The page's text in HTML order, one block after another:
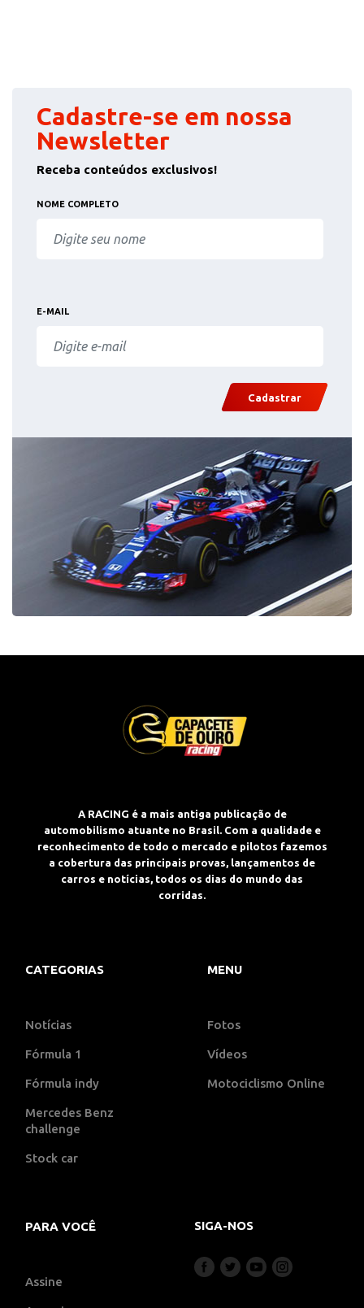
Cadastre-se em nossa
Newsletter
Receba conteúdos exclusivos!
NOME COMPLETO
E-MAIL
Cadastrar
A RACING é a mais antiga publicação de
automobilismo atuante no Brasil. Com a qualidade e
reconhecimento de todo o mercado e pilotos fazemos
a cobertura das principais provas, lançamentos de
carros e notícias, todos os dias do mundo das
corridas.
CATEGORIAS
Notícias
Fórmula 1
Fórmula indy
Mercedes Benz
challenge
Stock car
MENU
Fotos
Vídeos
Motociclismo Online
PARA VOCÊ
Assine
SIGA-NOS